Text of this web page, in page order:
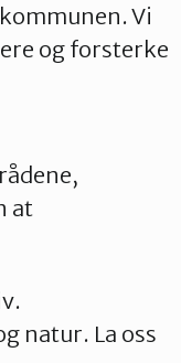
Vi
og forsterke
at
natur. La oss